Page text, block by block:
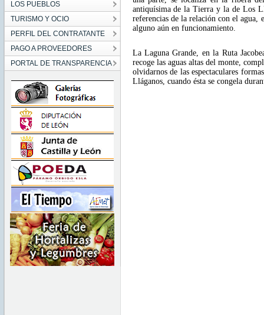
LOS PUEBLOS
TURISMO Y OCIO
PERFIL DEL CONTRATANTE
PAGO A PROVEEDORES
PORTAL DE TRANSPARENCIA
antiquísima de la Tierra y la de Los
referencias de la relación con el agua,
alguno aún en funcionamiento.
La Laguna Grande, en la Ruta
recoge las aguas altas del monte,
olvidarnos de las espectaculares
Lláganos, cuando ésta se congela